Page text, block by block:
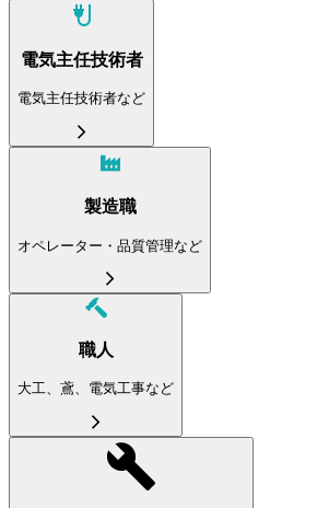
電気主任技術者
電気主任技術者など
製造職
オペレーター・品質管理など
職人
大工、鳶、電気工事など